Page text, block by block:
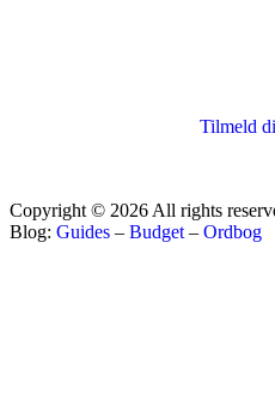
Tilmeld
Copyright © 2026 All rights
Blog: Guides – Budget – Ordbog